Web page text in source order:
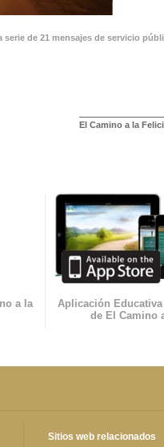
de 21 mensajes de servicio
El Camino a la
a la
Aplicación
de El Camino
Sitios web relacionados